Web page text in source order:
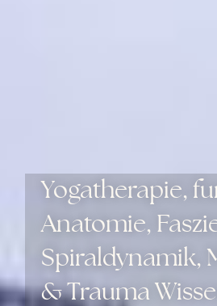
Yogatherapie,
Anatomie,
Spiraldynamik,
& Trauma